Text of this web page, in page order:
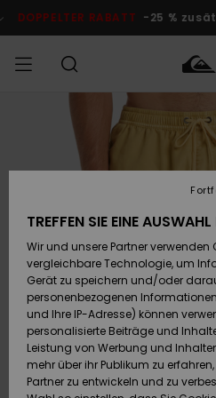
Produktinformation
RABATT -25 % zusätzlich
MÄNNER
Flip-
Surf
Snow
JUNGEN
Flip-
Surf
Snow
FRAUEN
Shop
Snow
SURF
Surf
Männer
Kinder
SNOW
Snow
Männer
Kinder
Snow
Damen
DOPPELTER
RABATT
Outlet
Herren
KINDER
Outlet
Frauen
Auf meine
Bestellung
zugreifen
Versand
Retouren
Bezahlung
Quiksilver
TREFFEN SIE EINE
Wir und unsere Partner verwenden
vergleichbare Technologie, um
Gerät zu speichern und/oder
personenbezogenen
und Ihre IP-Adresse) können
personalisierte Beiträge und
Leistung von Werbung und
mehr über ihr Publikum zu
Partner zu entwickeln und zu